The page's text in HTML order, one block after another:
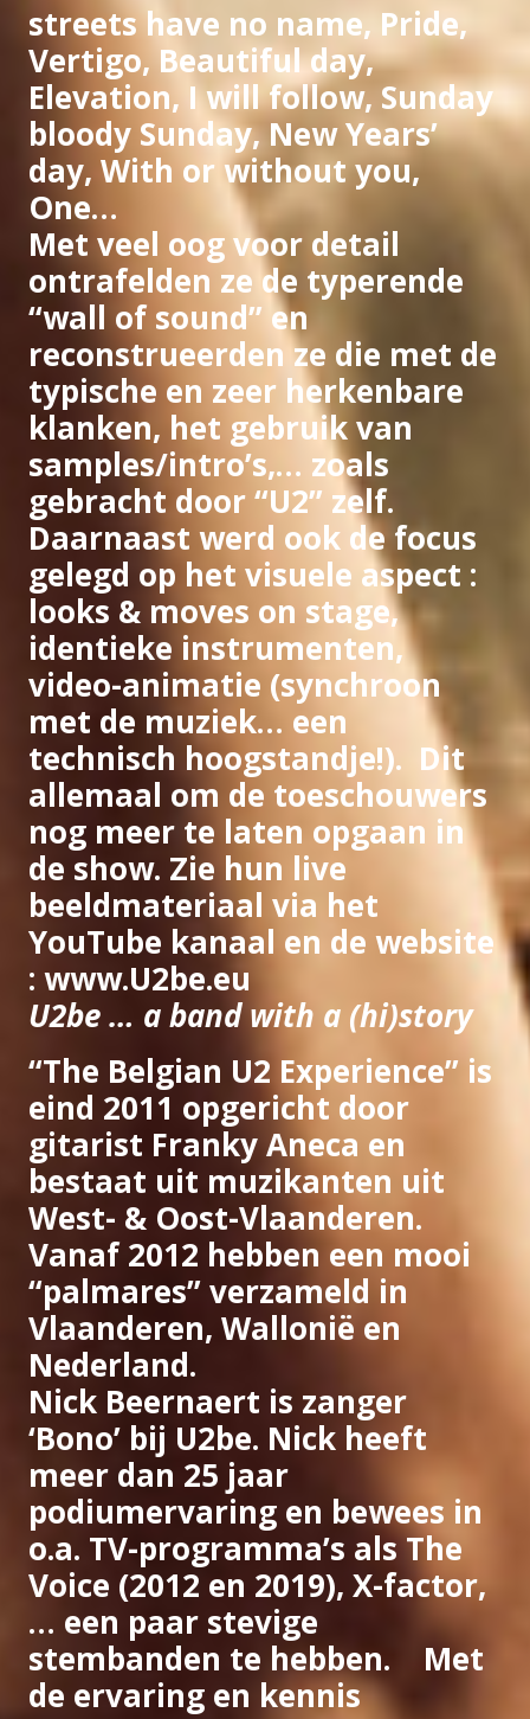
streets have no name, Pride,
Vertigo, Beautiful day,
Elevation, I will follow, Sunday
bloody Sunday, New Years’
day, With or without you,
One…
Met veel oog voor detail
ontrafelden ze de typerende
“wall of sound” en
reconstrueerden ze die met de
typische en zeer herkenbare
klanken, het gebruik van
samples/intro’s,… zoals
gebracht door “U2” zelf.
Daarnaast werd ook de focus
gelegd op het visuele aspect :
looks & moves on stage,
identieke instrumenten,
video-animatie (synchroon
met de muziek… een
technisch hoogstandje!). Dit
allemaal om de toeschouwers
nog meer te laten opgaan in
de show. Zie hun live
beeldmateriaal via het
YouTube kanaal en de website
: www.U2be.eu
U2be … a band with a (hi)story
“The Belgian U2 Experience” is
eind 2011 opgericht door
gitarist Franky Aneca en
bestaat uit muzikanten uit
West- & Oost-Vlaanderen.
Vanaf 2012 hebben een mooi
“palmares” verzameld in
Vlaanderen, Wallonië en
Nederland.
Nick Beernaert is zanger
‘Bono’ bij U2be. Nick heeft
meer dan 25 jaar
podiumervaring en bewees in
o.a. TV-programma’s als The
Voice (2012 en 2019), X-factor,
… een paar stevige
stembanden te hebben. Met
de ervaring en kennis